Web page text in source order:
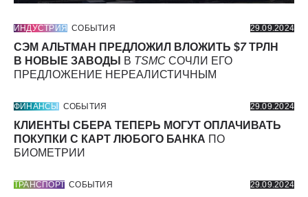
ИНДУСТРИЯ СОБЫТИЯ 29.09.2024
СЭМ АЛЬТМАН ПРЕДЛОЖИЛ ВЛОЖИТЬ $7ТРЛН
В НОВЫЕ ЗАВОДЫ
В TSMC СОЧЛИ ЕГО
ПРЕДЛОЖЕНИЕ НЕРЕАЛИСТИЧНЫМ
ФИНАНСЫ СОБЫТИЯ 29.09.2024
КЛИЕНТЫ СБЕРА ТЕПЕРЬ МОГУТ ОПЛАЧИВАТЬ
ПОКУПКИ С КАРТ ЛЮБОГО БАНКА ПО
БИОМЕТРИИ
ТРАНСПОРТ СОБЫТИЯ 29.09.2024